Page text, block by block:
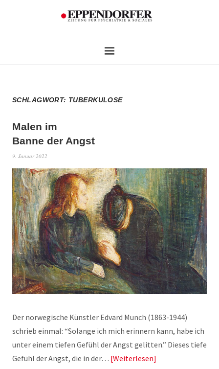
SCHLAGWORT: TUBERKULOSE
Malen im
Banne der Angst
9. Januar 2022
Der norwegische Künstler Edvard Munch (1863-1944)
schrieb einmal: “Solange ich mich erinnern kann, habe ich
unter einem tiefen Gefühl der Angst gelitten.” Dieses tiefe
Gefühl der Angst, die in der… Weiterlesen